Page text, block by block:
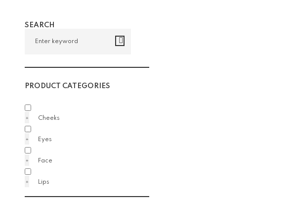
SEARCH
PRODUCT CATEGORIES
Cheeks
Eyes
Face
Lips